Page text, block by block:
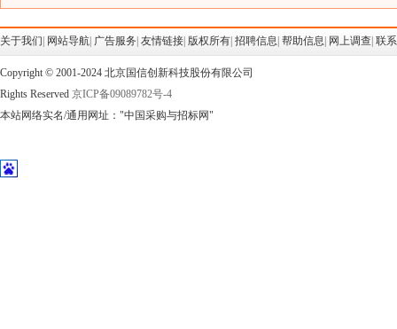
关于我们 网站导航 广告服务 友情链接 版权所有 招聘信息 帮助信息 网上调查 联
Copyright © 2001-2024 北京国信创新科技股份有限公司
Rights Reserved 京ICP备09089782号-4
本站网络实名/通用网址："中国采购与招标网"